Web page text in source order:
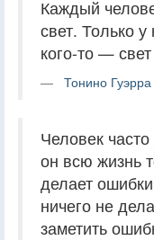
Каждый
свет. Только у
кого-то —
Тонино
Человек
он всю жизнь
делает
ничего не
заметить